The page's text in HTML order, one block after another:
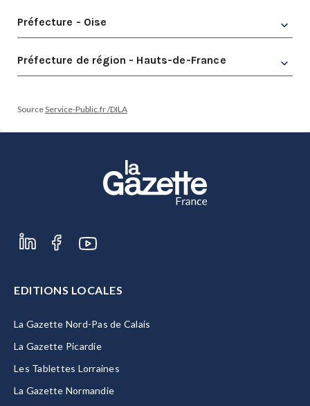
Préfecture - Oise
Préfecture de région - Hauts-de-France
SourceService-Public.fr /DILA
EDITIONS LOCALES
La Gazette Nord-Pas de Calais
La Gazette Picardie
Les Tablettes Lorraines
La Gazette Normandie